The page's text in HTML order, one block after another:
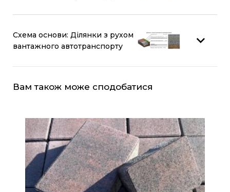
Схема основи: Ділянки з рухом
вантажного автотранспорту
Вам також може сподобатися